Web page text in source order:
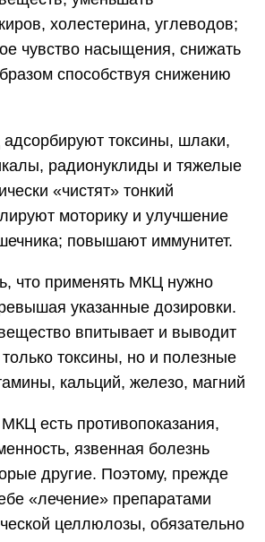
холестерина, углеводов;
чувство насыщения, снижать
способствуя снижению
токсины, шлаки,
радионуклиды и тяжелые
«чистят» тонкий
моторику и улучшение
повышают иммунитет.
что применять МКЦ нужно
указанные дозировки.
впитывает и выводит
токсины, но и полезные
кальций, железо, магний
есть противопоказания,
язвенная болезнь
другие. Поэтому, прежде
«лечение» препаратами
целлюлозы, обязательно